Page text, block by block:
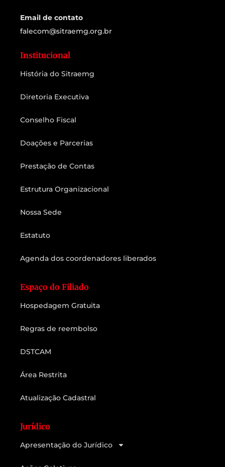
Email de contato
falecom@sitraemg.org.br
Institucional
História do Sitraemg
Diretoria Executiva
Conselho Fiscal
Doações e Parcerias
Prestação de Contas
Estrutura Organizacional
Nossa Sede
Estatuto
Agenda dos coordenadores liberados
Espaço do Filiado
Hospedagem Gratuita
Regras de reembolso
DSTCAM
Área Restrita
Atualização Cadastral
Jurídico
Apresentação do Jurídico